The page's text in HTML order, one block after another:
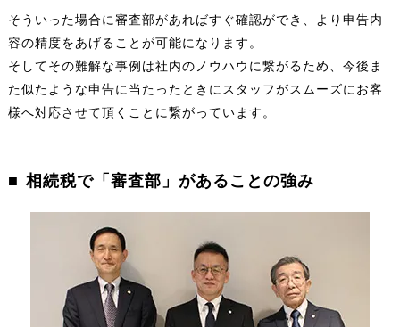
そういった場合に審査部があればすぐ確認ができ、より申告内
容の精度をあげることが可能になります。
そしてその難解な事例は社内のノウハウに繋がるため、今後ま
た似たような申告に当たったときにスタッフがスムーズにお客
様へ対応させて頂くことに繋がっています。
相続税で「審査部」があることの強み